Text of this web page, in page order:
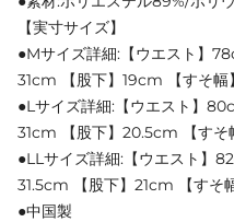
【実寸サイズ】
●Mサイズ詳細:【ウエスト】
31cm 【股下】19cm 【すそ
●Lサイズ詳細:【ウエスト】
31cm 【股下】20.5cm 【す
●LLサイズ詳細:【ウエスト】
31.5cm 【股下】21cm 【す
●中国製